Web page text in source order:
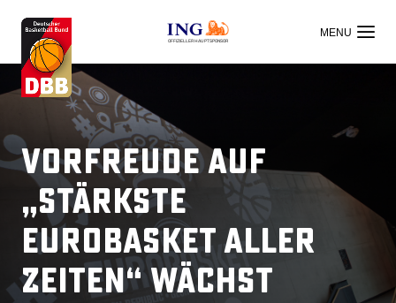
OFFIZIELLER HAUPTSPONSOR
Vorfreude auf
„stärkste
EuroBasket aller
Zeiten“ wächst